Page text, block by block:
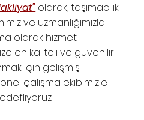
olarak, taşımacılık
ve uzmanlığımızla
olarak hizmet
en kaliteli ve güvenilir
için gelişmiş
çalışma ekibimizle